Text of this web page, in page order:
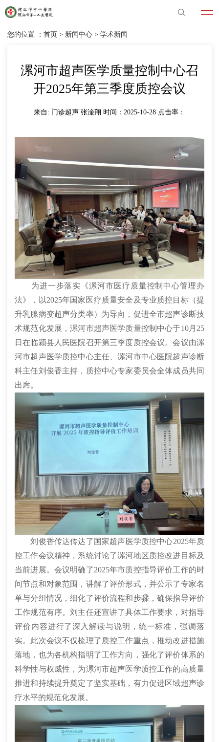
您的位置 ： 首页 > 新闻中心 > 学术新闻
漯河市超声医学质量控制中心召
开2025年第三季度质控会议
来自: 门诊超声 张淦翔 时间：2025-10-28 点击率：
为进一步落实《漯河市医疗质量控制中心管理办
法》，以2025年国家医疗质量安全及专业质控目标（提
升乳腺病变超声分类率）为导向，促进全市超声诊断技
术规范化发展，漯河市超声医学质量控制中心于10月25
日在临颍县人民医院召开第三季度质控会议。会议由漯
河市超声医学质控中心主任、漯河市中心医院超声诊断
科主任刘俊香主持，质控中心专家委员会全体成员共同
出席。
刘俊香传达传达了国家超声医学质控中心2025年质
控工作会议精神，系统讨论了漯河地区质控改进目标及
当前进展。会议明确了2025年市质控指导评价工作的时
间节点和对象范围，讲解了评价形式，并公示了专家名
单与分组情况，细化了评价流程和步骤，确保指导评价
工作规范有序。刘主任还宣讲了具体工作要求，对指导
评价内容进行了深入解读与说明，统一标准，强调落
实。此次会议不仅梳理了质控工作重点，推动改进措施
落地，也为各机构指明了工作方向，强化了评价体系的
科学性与权威性，为漯河市超声医学质控工作的高质量
推进和持续提升奠定了坚实基础，有力促进区域超声诊
疗水平的规范化发展。